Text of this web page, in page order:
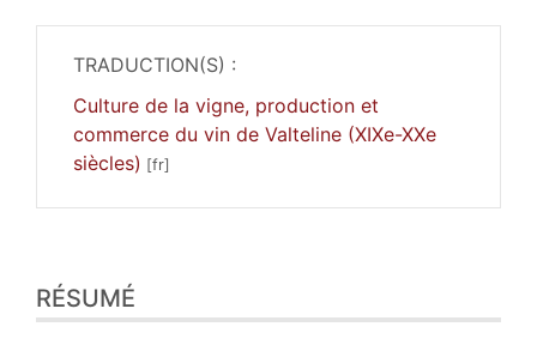
TRADUCTION(S) :
Culture de la vigne, production et
commerce du vin de Valteline (XIXe-XXe
siècles)
Plan
Texte
RÉSUMÉ